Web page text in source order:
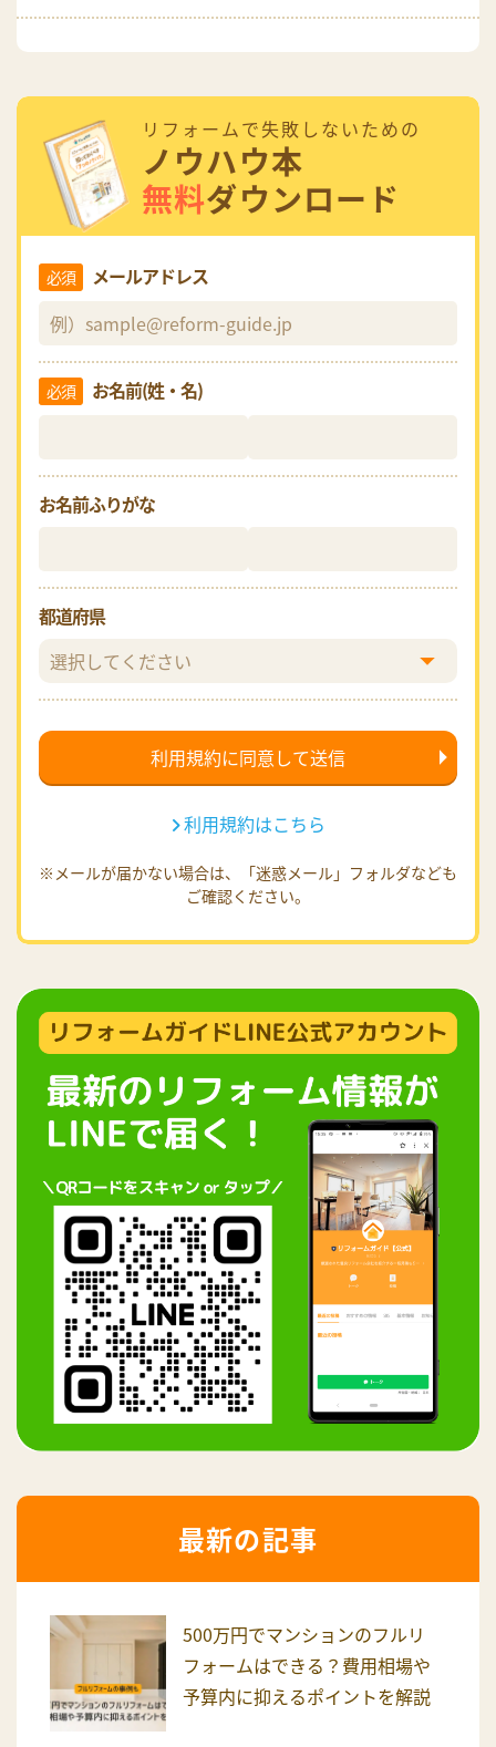
リフォームで失敗しないための
ノウハウ本
無料ダウンロード
必須 メールアドレス
必須 お名前(姓・名)
お名前ふりがな
都道府県
利用規約はこちら
※メールが届かない場合は、「迷惑メール」フォルダなども
ご確認ください。
最新の記事
500万円でマンションのフルリ
フォームはできる？費用相場や
予算内に抑えるポイントを解説